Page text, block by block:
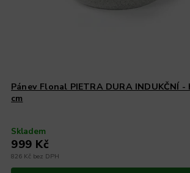
Pánev Flonal PIETRA DURA INDUKČNÍ
cm
Skladem
826 Kč bez DPH
999 Kč